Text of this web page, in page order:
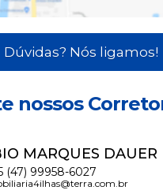
Dúvidas? Nós ligamos!
nossos
MARQUES DAUER
(47) 99958-6027